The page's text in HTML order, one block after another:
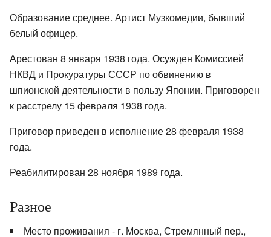
Образование среднее. Артист Музкомедии, бывший
белый офицер.
Арестован 8 января 1938 года. Осужден Комиссией
НКВД и Прокуратуры СССР по обвинению в
шпионской деятельности в пользу Японии. Приговорен
к расстрелу 15 февраля 1938 года.
Приговор приведен в исполнение 28 февраля 1938
года.
Реабилитирован 28 ноября 1989 года.
Разное
Место проживания - г. Москва, Стремянный пер.,